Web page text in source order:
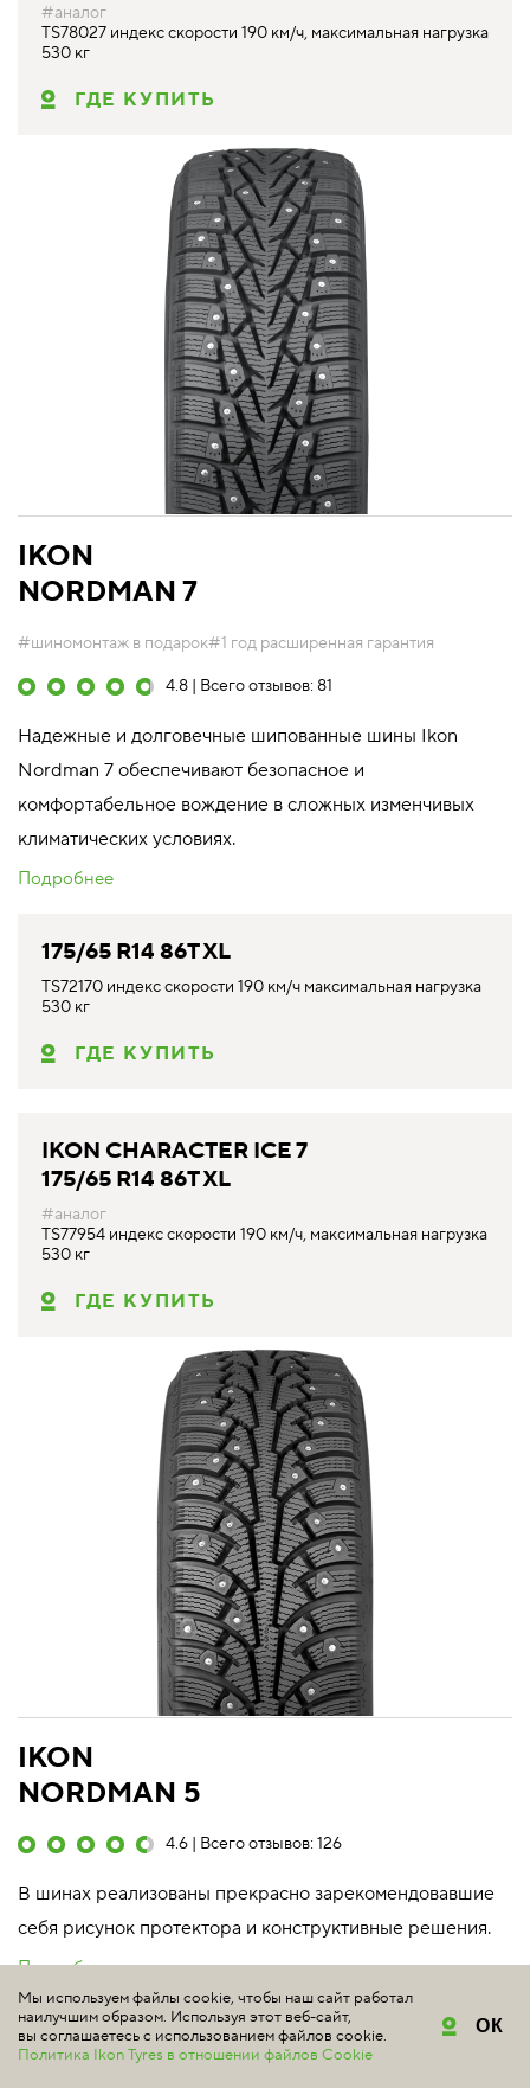
#аналог
TS78027 индекс скорости 190 км/ч, максимальная нагрузка
530 кг
ГДЕ КУПИТЬ
IKON
NORDMAN 7
#шиномонтаж в подарок#1 год расширенная гарантия
4.8 | Всего отзывов: 81
Надежные и долговечные шипованные шины Ikon
Nordman 7 обеспечивают безопасное и
комфортабельное вождение в сложных изменчивых
климатических условиях.
Подробнее
175/65 R14 86T XL
TS72170 индекс скорости 190 км/ч максимальная нагрузка
530 кг
ГДЕ КУПИТЬ
IKON CHARACTER ICE 7
175/65 R14 86T XL
#аналог
TS77954 индекс скорости 190 км/ч, максимальная нагрузка
530 кг
ГДЕ КУПИТЬ
IKON
NORDMAN 5
4.6 | Всего отзывов: 126
В шинах реализованы прекрасно зарекомендовавшие
себя рисунок протектора и конструктивные решения.
Подробнее
175/65 R14 86T XL
Мы используем файлы cookie, чтобы наш сайт работал
наилучшим образом. Используя этот веб-сайт,
вы соглашаетесь с использованием файлов cookie.
Политика Ikon Tyres в отношении файлов Cookie
ОК